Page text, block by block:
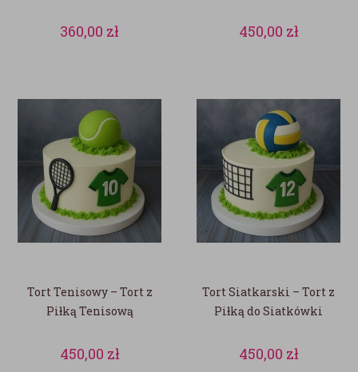
360,00 zł 450,00 zł
Tort Tenisowy – Tort z
Piłką Tenisową
450,00 zł
Tort Siatkarski – Tort z
Piłką do Siatkówki
450,00 zł